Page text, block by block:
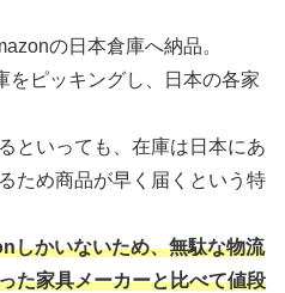
の日本倉庫へ納品。
をピッキングし、日本の各家
といっても、在庫は日本にあ
ため商品が早く届くという特
しかいないため、無駄な物流
た家具メーカーと比べて値段